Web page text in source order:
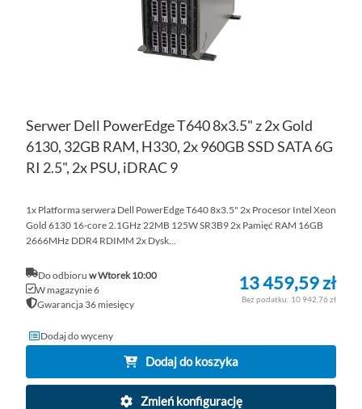
Serwer Dell PowerEdge T640 8x3.5" z 2x Gold
6130, 32GB RAM, H330, 2x 960GB SSD SATA 6G
RI 2.5", 2x PSU, iDRAC 9
1x Platforma serwera Dell PowerEdge T640 8x3.5" 2x Procesor Intel Xeon
Gold 6130 16-core 2.1GHz 22MB 125W SR3B9 2x Pamięć RAM 16GB
2666MHz DDR4 RDIMM 2x Dysk...
Do odbioru w Wtorek 10:00
W magazynie 6
Gwarancja 36 miesięcy
13 459,59 zł
10 942,76 zł
Dodaj do wyceny
Dodaj do koszyka
Zmień konfigurację